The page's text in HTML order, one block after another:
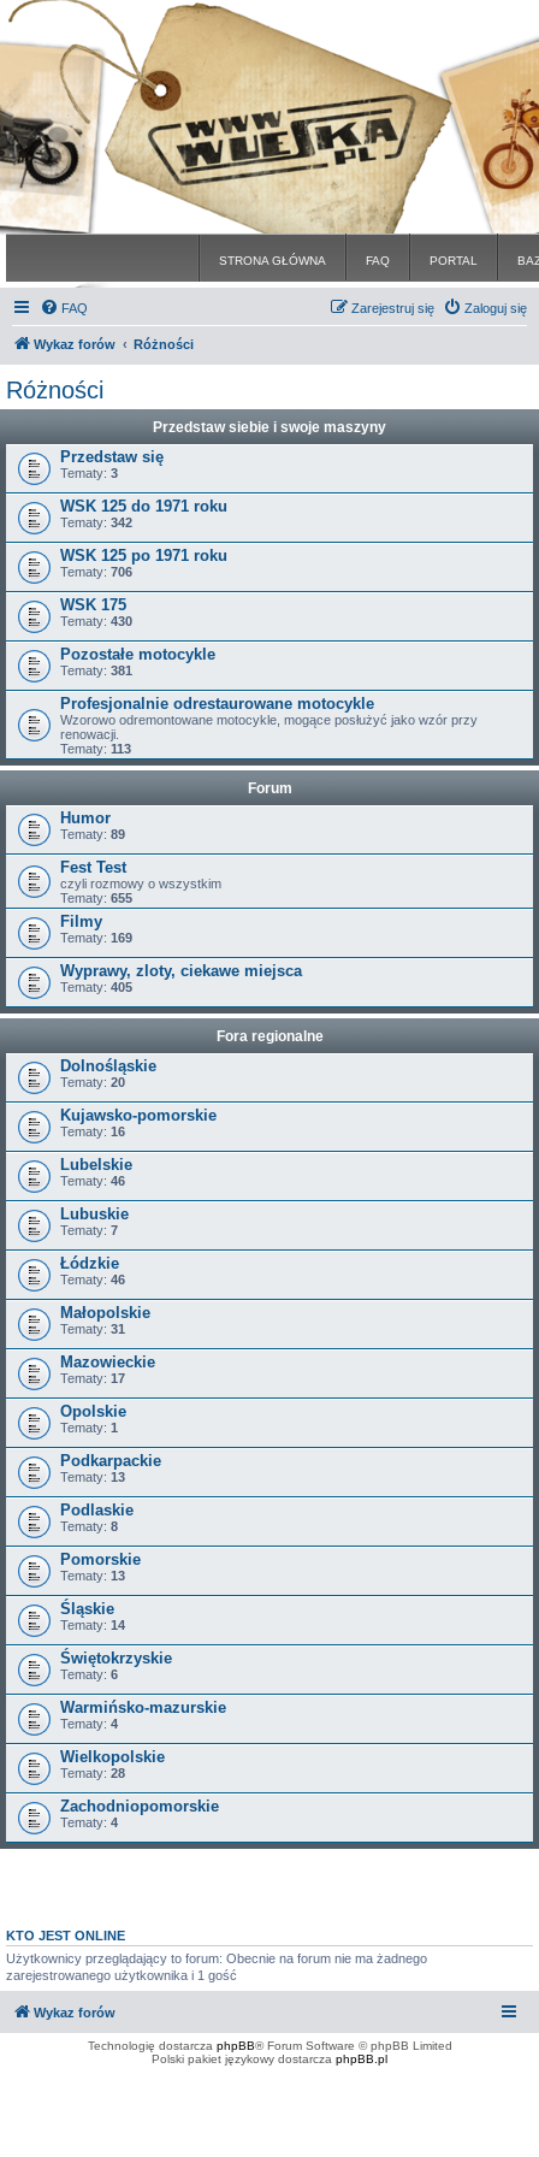
STRONA GŁÓWNA FAQ PORTAL
FAQ Zaloguj się
Zarejestruj się
Wykaz forów Różności
Różności
Przedstaw siebie i swoje maszyny
Przedstaw się
Tematy: 3
WSK 125 do 1971 roku
Tematy: 342
WSK 125 po 1971 roku
Tematy: 706
WSK 175
Tematy: 430
Pozostałe motocykle
Tematy: 381
Profesjonalnie odrestaurowane motocykle
Wzorowo odremontowane motocykle, mogące posłużyć jako wzór przy
renowacji.
Tematy: 113
Forum
Humor
Tematy: 89
Fest Test
czyli rozmowy o wszystkim
Tematy: 655
Filmy
Tematy: 169
Wyprawy, zloty, ciekawe miejsca
Tematy: 405
Fora regionalne
Dolnośląskie
Tematy: 20
Kujawsko-pomorskie
Tematy: 16
Lubelskie
Tematy: 46
Lubuskie
Tematy: 7
Łódzkie
Tematy: 46
Małopolskie
Tematy: 31
Mazowieckie
Tematy: 17
Opolskie
Tematy: 1
Podkarpackie
Tematy: 13
Podlaskie
Tematy: 8
Pomorskie
Tematy: 13
Śląskie
Tematy: 14
Świętokrzyskie
Tematy: 6
Warmińsko-mazurskie
Tematy: 4
Wielkopolskie
Tematy: 28
Zachodniopomorskie
Tematy: 4
KTO JEST ONLINE
Użytkownicy przeglądający to forum: Obecnie na forum nie ma żadnego
zarejestrowanego użytkownika i 1 gość
Wykaz forów
Technologię dostarcza phpBB® Forum Software © phpBB Limited
Polski pakiet językowy dostarcza phpBB.pl